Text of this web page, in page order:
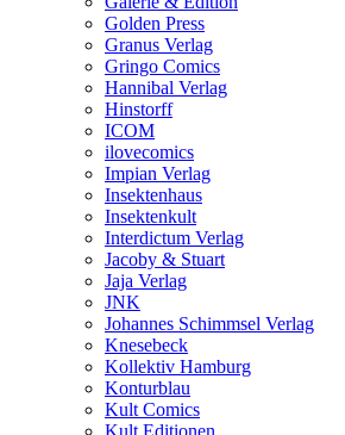
Golden Press
Granus Verlag
Gringo Comics
Hannibal Verlag
Hinstorff
ICOM
ilovecomics
Impian Verlag
Insektenhaus
Insektenkult
Interdictum Verlag
Jacoby & Stuart
Jaja Verlag
JNK
Johannes Schimmsel Verlag
Knesebeck
Kollektiv Hamburg
Konturblau
Kult Comics
Kult Editionen